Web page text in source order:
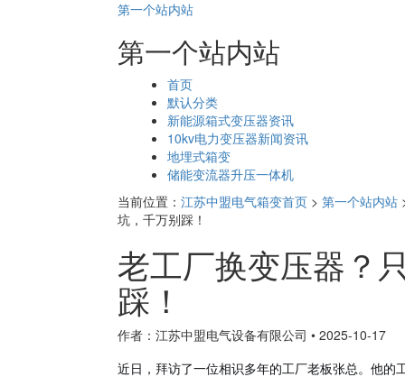
第一个站内站
第一个站内站
首页
默认分类
新能源箱式变压器资讯
10kv电力变压器新闻资讯
地埋式箱变
储能变流器升压一体机
当前位置： 江苏中盟电气箱变首页 > 第一个站内站
坑，千万别踩！
老工厂换变压器？
踩！
作者：江苏中盟电气设备有限公司 • 2025-10-17
近日，拜访了一位相识多年的工厂老板张总。他